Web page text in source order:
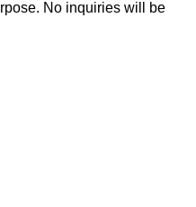
No inquiries will be